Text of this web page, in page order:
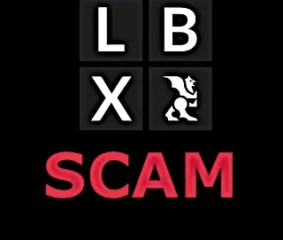
into Axis Mundi Global Custody Ltd and
LBX (London Block Exchange), revealing
significant regulatory breaches and
misconduct. This report, part of the
leaked documents, underscores the
Financial Ombudsman Service's (FOS)
failures to act on multiple complaints
despite ongoing investigations.
The FCA's Explosive Report on
LBX: Gross Misconduct &